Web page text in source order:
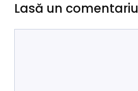
Lasă un comentariu